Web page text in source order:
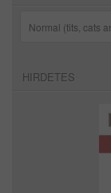
HIRDETES